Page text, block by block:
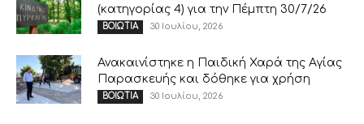
(κατηγορίας 4) για την Πέμπτη 30/7/26
ΒΟΙΩΤΙΑ 30 Ιουλίου, 2026
Ανακαινίστηκε η Παιδική Χαρά της Αγίας
Παρασκευής και δόθηκε για χρήση
ΒΟΙΩΤΙΑ 30 Ιουλίου, 2026